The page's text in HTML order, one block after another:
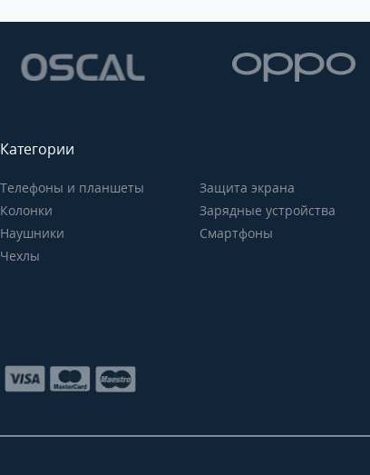
Категории
Телефоны и планшеты
Колонки
Наушники
Чехлы
Защита экрана
Зарядные устройства
Смартфоны